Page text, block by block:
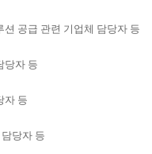
공급 관련 기업체 담당자 등
당자 등
자 등
당자 등